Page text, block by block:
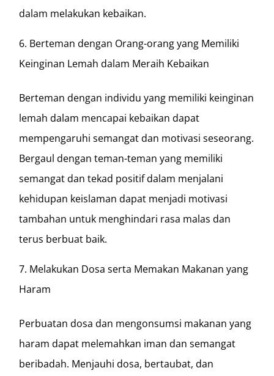
dalam melakukan kebaikan.
Berteman dengan Orang-orang yang Memiliki
Keinginan Lemah dalam Meraih Kebaikan
Berteman dengan individu yang memiliki keinginan
lemah dalam mencapai kebaikan dapat
mempengaruhi semangat dan motivasi seseorang.
Bergaul dengan teman-teman yang memiliki
semangat dan tekad positif dalam menjalani
kehidupan keislaman dapat menjadi motivasi
tambahan untuk menghindari rasa malas dan
terus berbuat baik.
Melakukan Dosa serta Memakan Makanan yang
Haram
Perbuatan dosa dan mengonsumsi makanan yang
haram dapat melemahkan iman dan semangat
beribadah. Menjauhi dosa, bertaubat, dan